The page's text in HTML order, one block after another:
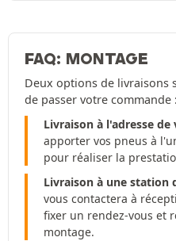
FAQ: MONTAGE
Deux options de livraisons
de passer votre commande :
Livraison à l'adresse de
apporter vos pneus à
pour réaliser la
Livraison à une station
vous contactera à
fixer un rendez-vous et
montage.